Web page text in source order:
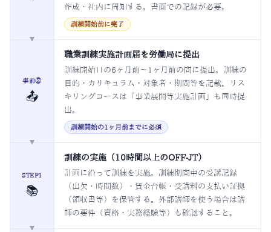
▼
作成・社内に周知する。書面での記録が必要。
訓練開始前に完了
事前②
📤
▼
職業訓練実施計画届を労働局に提出
訓練開始日の6ヶ月前〜1ヶ月前の間に提出。訓練の
目的・カリキュラム・対象者・期間等を記載。リス
キリングコースは「事業展開等実施計画」も同時提
出。
訓練開始の1ヶ月前までに必須
STEP1
📚
▼
訓練の実施（10時間以上のOFF-JT）
計画に沿って訓練を実施。訓練期間中の受講記録
（出欠・時間数）・賃金台帳・受講料の支払い証拠
（領収書等）を保管する。外部講師を使う場合は講
師の要件（資格・実務経験等）も確認すること。